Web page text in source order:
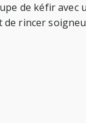
de kéfir avec
rincer